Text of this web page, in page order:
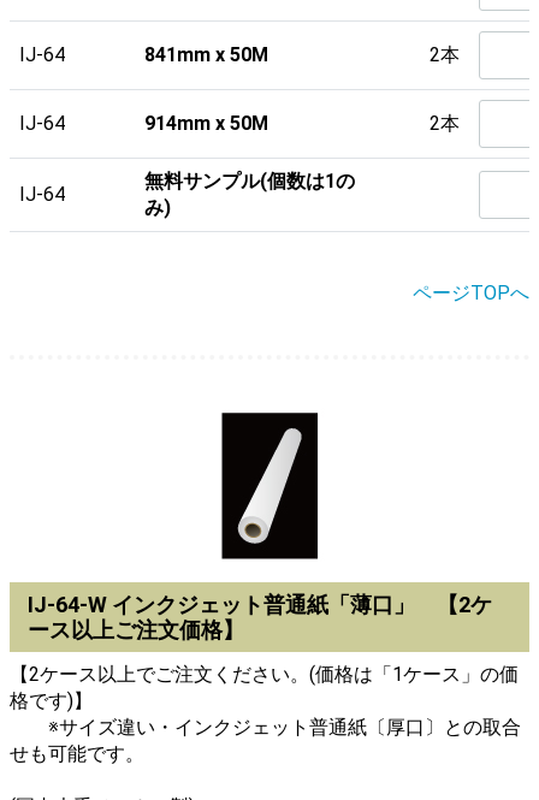
IJ-64 841mm x 50M 2本
IJ-64 914mm x 50M 2本
IJ-64
無料サンプル(個数は1の
み)
ページTOPへ
IJ-64-W インクジェット普通紙「薄口」 【2ケ
ース以上ご注文価格】
【2ケース以上でご注文ください。(価格は「1ケース」の価
格です)】
※サイズ違い・インクジェット普通紙〔厚口〕との取合
せも可能です。